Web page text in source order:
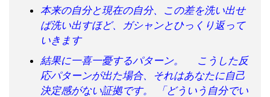
本来の自分と現在の自分、この差を洗い出せ
ば洗い出すほど、ガシャンとひっくり返って
いきます
結果に一喜一憂するパターン。 こうした反
応パターンが出た場合、それはあなたに自己
決定感がない証拠です。 「どういう自分でい